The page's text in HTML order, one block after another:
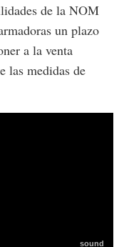
de la NOM
un plazo
a la venta
las medidas de